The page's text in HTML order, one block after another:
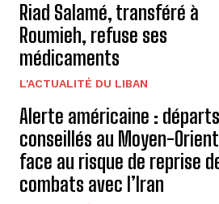
Riad Salamé, transféré à
Roumieh, refuse ses
médicaments
L'ACTUALITÉ DU LIBAN
Alerte américaine : départs
conseillés au Moyen-Orient
face au risque de reprise
combats avec l’Iran